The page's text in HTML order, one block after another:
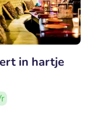
in hartje